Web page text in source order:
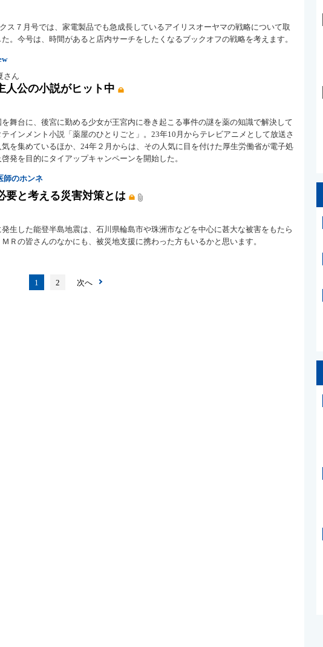
ス７月号では、家電製品でも急成長しているアイリスオーヤマの戦略について取
た。今号は、時間があると店内サーチをしたくなるブックオフの戦略を考えます。
さん
人公の小説がヒット中
舞台に、後宮に勤める少女が王宮内に巻き起こる事件の謎を薬の知識で解決して
インメント小説「薬屋のひとりごと」。23年10月からテレビアニメとして放送さ
を集めているほか、24年２月からは、その人気に目を付けた厚生労働省が電子処
発を目的にタイアップキャンペーンを開始した。
師のホンネ
要と考える災害対策とは
発生した能登半島地震は、石川県輪島市や珠洲市などを中心に甚大な被害をもたら
ＭＲの皆さんのなかにも、被災地支援に携わった方もいるかと思います。
1 2 次へ